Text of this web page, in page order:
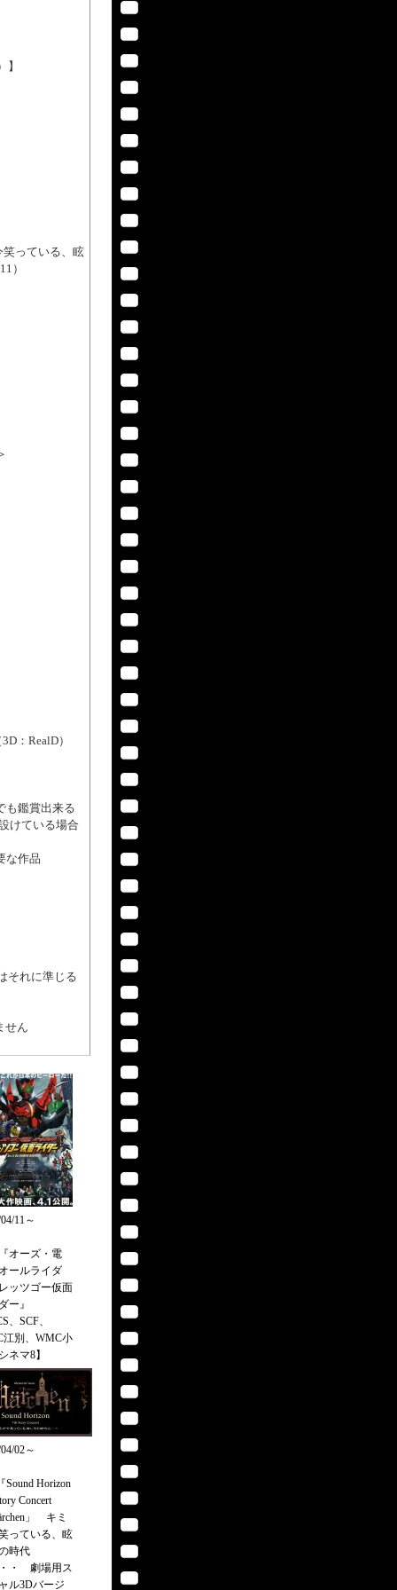
っている、眩
）
：RealD）
も鑑賞出来る
けている場合
な作品
それに準じる
せん
11～
ーズ・電
ールライダ
ッツゴー仮面
ー』
、SCF、
江別、WMC小
ネマ8】
02～
Horizon
Concert
」 キミ
っている、眩
時代
・ 劇場用ス
ル3Dバージ